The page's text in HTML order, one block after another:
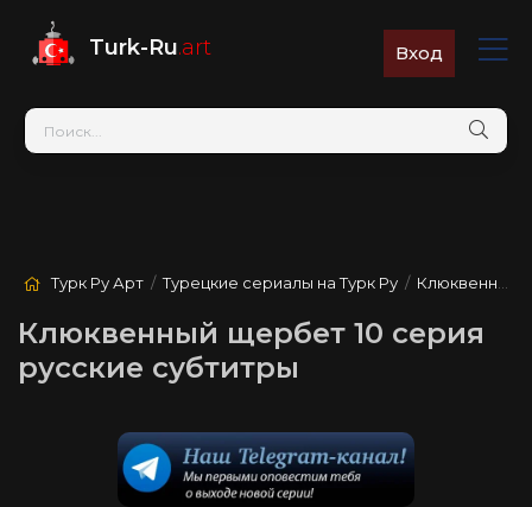
Turk-Ru.art Вход
Турк Ру Арт /Турецкие сериалы на Турк Ру / Клюквенный щербет
Клюквенный щербет 10 серия
русские субтитры